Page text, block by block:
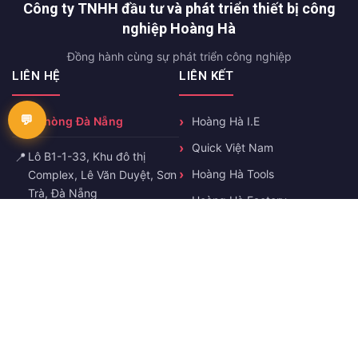
Công ty TNHH đầu tư và phát triển thiết bị công
nghiệp Hoàng Hà
Đồng hành cùng sự phát triển công nghiệp
LIÊN HỆ
Văn phòng Đà Nẵng
📍 Lô B1-1-33, Khu đô thị
Complex, Lê Văn Duyệt, Sơn
Trà, Đà Nẵng
LIÊN KẾT
Hoàng Hà I.E
Quick Việt Nam
Hoàng Hà Tools
Hoàng Hà Factory